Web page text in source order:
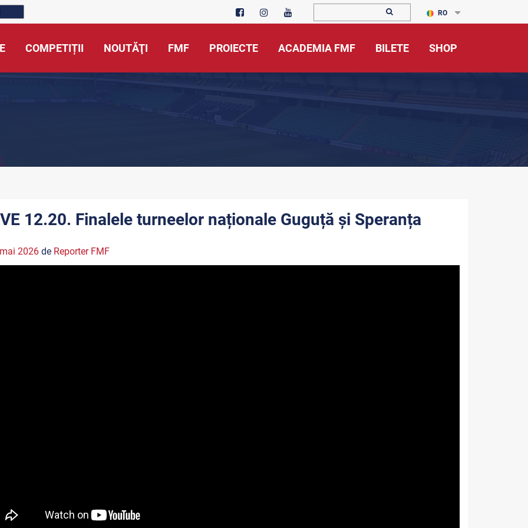
RO
COMPETIȚII NOUTĂŢI FMF PROIECTE ACADEMIA FMF BILETE SHOP
12.20. Finalele turneelor naționale Guguță și Speranța
2026de Reporter FMF